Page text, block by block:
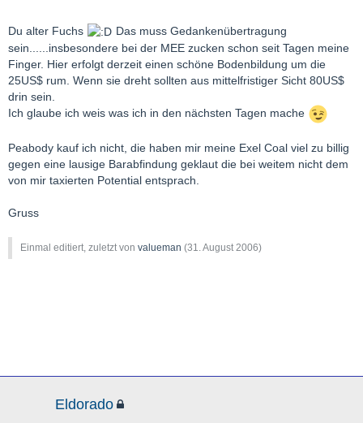
Du alter Fuchs
Das muss Gedankenübertragung
sein......insbesondere bei der MEE zucken schon seit Tagen meine
Finger. Hier erfolgt derzeit einen schöne Bodenbildung um die
25US$ rum. Wenn sie dreht sollten aus mittelfristiger Sicht 80US$
drin sein.
Ich glaube ich weis was ich in den nächsten Tagen mache
Peabody kauf ich nicht, die haben mir meine Exel Coal viel zu billig
gegen eine lausige Barabfindung geklaut die bei weitem nicht dem
von mir taxierten Potential entsprach.
Gruss
Einmal editiert, zuletzt von valueman (31. August 2006)
Eldorado